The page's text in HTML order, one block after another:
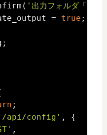
'出力フォルダ「'
=
true ;
;
api/config' , {
,